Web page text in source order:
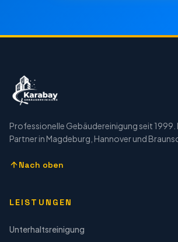
Professionelle Gebäudereinigung seit 1999.
Partner in Magdeburg, Hannover und
Nach oben
LEISTUNGEN
Unterhaltsreinigung